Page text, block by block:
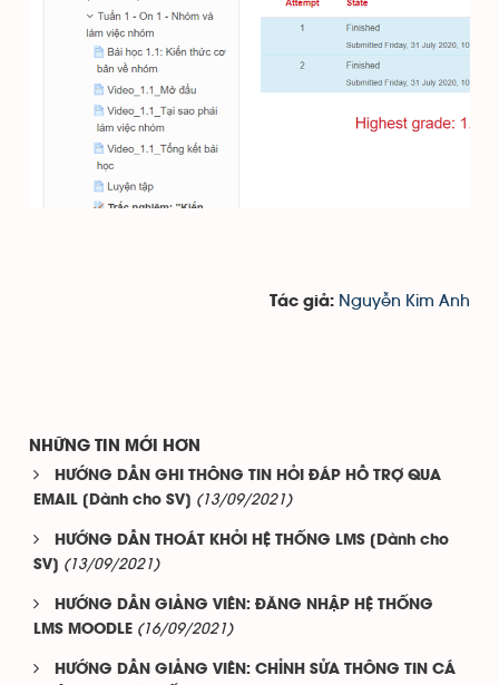
Tác giả: Nguyễn Kim Anh
NHỮNG TIN MỚI HƠN
HƯỚNG DẪN GHI THÔNG TIN HỎI ĐÁP HỖ TRỢ QUA
EMAIL [Dành cho SV] (13/09/2021)
HƯỚNG DẪN THOÁT KHỎI HỆ THỐNG LMS [Dành cho
SV] (13/09/2021)
HƯỚNG DẪN GIẢNG VIÊN: ĐĂNG NHẬP HỆ THỐNG
LMS MOODLE (16/09/2021)
HƯỚNG DẪN GIẢNG VIÊN: CHỈNH SỬA THÔNG TIN CÁ